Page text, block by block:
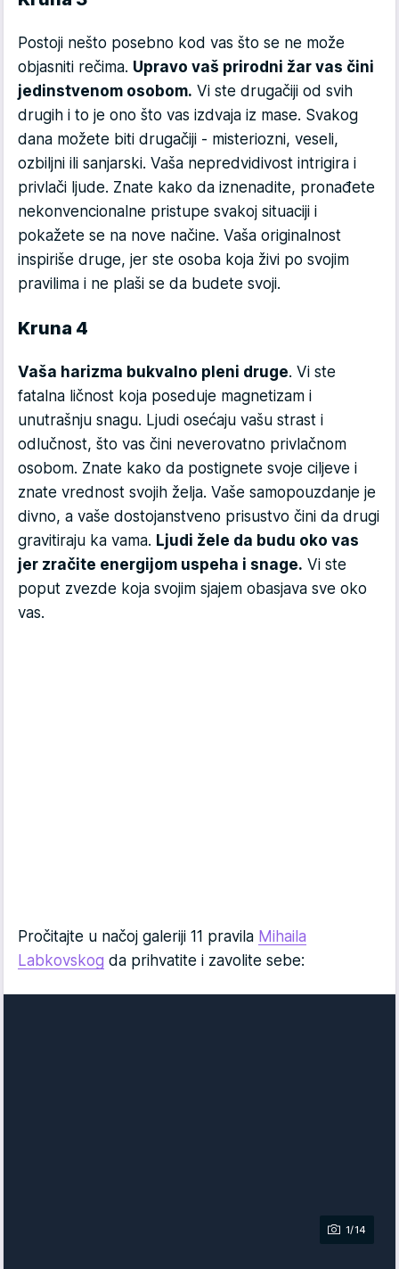
Postoji nešto posebno kod vas što se ne može
objasniti rečima. Upravo vaš prirodni žar vas čini
jedinstvenom osobom. Vi ste drugačiji od svih
drugih i to je ono što vas izdvaja iz mase. Svakog
dana možete biti drugačiji - misteriozni, veseli,
ozbiljni ili sanjarski. Vaša nepredvidivost intrigira i
privlači ljude. Znate kako da iznenadite, pronađete
nekonvencionalne pristupe svakoj situaciji i
pokažete se na nove načine. Vaša originalnost
inspiriše druge, jer ste osoba koja živi po svojim
pravilima i ne plaši se da budete svoji.
Kruna 4
Vaša harizma bukvalno pleni druge. Vi ste
fatalna ličnost koja poseduje magnetizam i
unutrašnju snagu. Ljudi osećaju vašu strast i
odlučnost, što vas čini neverovatno privlačnom
osobom. Znate kako da postignete svoje ciljeve i
znate vrednost svojih želja. Vaše samopouzdanje je
divno, a vaše dostojanstveno prisustvo čini da drugi
gravitiraju ka vama. Ljudi žele da budu oko vas
jer zračite energijom uspeha i snage. Vi ste
poput zvezde koja svojim sjajem obasjava sve oko
vas.
Pročitajte u načoj galeriji 11 pravila Mihaila
Labkovskog da prihvatite i zavolite sebe:
1/14